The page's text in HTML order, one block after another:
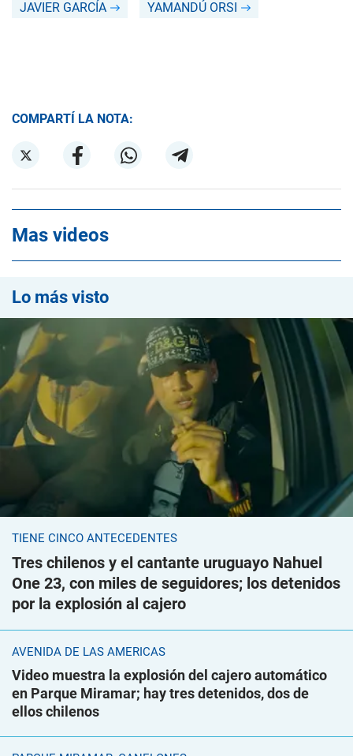
JAVIER GARCÍA YAMANDÚ ORSI
COMPARTÍ LA NOTA:
Mas videos
Lo más visto
TIENE CINCO ANTECEDENTES
Tres chilenos y el cantante uruguayo Nahuel
One 23, con miles de seguidores; los detenidos
por la explosión al cajero
AVENIDA DE LAS AMÉRICAS
Video muestra la explosión del cajero automático
en Parque Miramar; hay tres detenidos, dos de
ellos chilenos